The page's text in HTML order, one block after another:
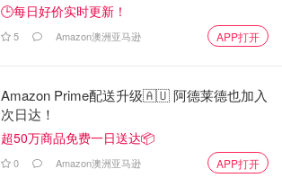
🕒每日好价实时更新！
5 Amazon澳洲亚马逊 APP打开
Amazon Prime配送升级🇦🇺 阿德莱德也加入
次日达！
超50万商品免费一日送达📦
0 Amazon澳洲亚马逊 APP打开